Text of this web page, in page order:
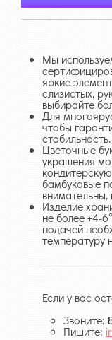
Мы
яркие
слизистых,
выбирайте
Для
чтобы
стабильность.
Цветочные
украшения
бамбуковые
внимательны,
Изделие
не более +4-
подачей
температуру
Если у вас
Звоните:
Пишите: